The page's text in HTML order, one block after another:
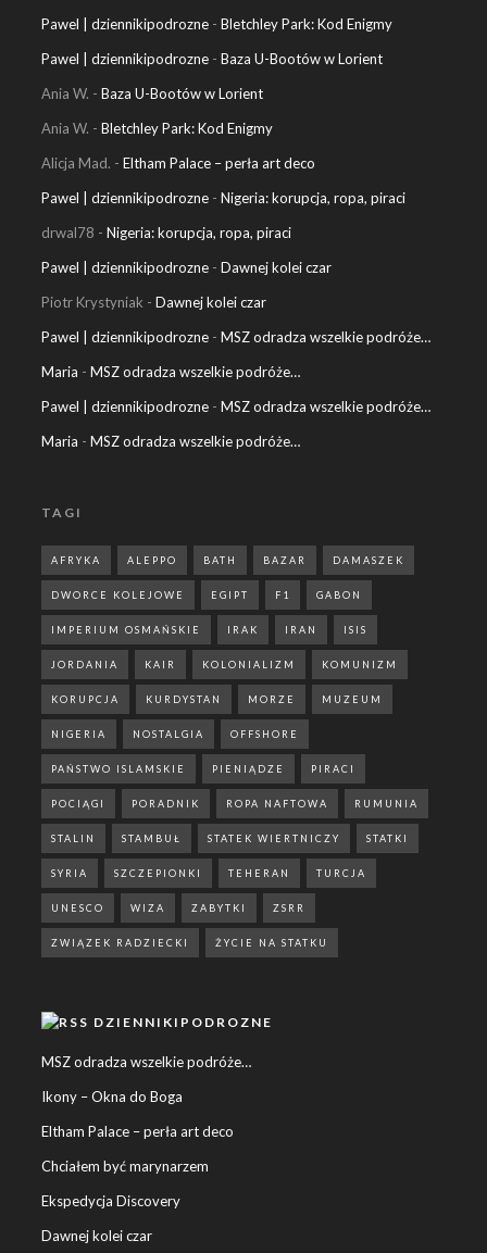
Pawel | dziennikipodrozne - Bletchley Park: Kod Enigmy
Pawel | dziennikipodrozne - Baza U-Bootów w Lorient
Ania W. - Baza U-Bootów w Lorient
Ania W. - Bletchley Park: Kod Enigmy
Alicja Mad. - Eltham Palace – perła art deco
Pawel | dziennikipodrozne - Nigeria: korupcja, ropa, piraci
drwal78 - Nigeria: korupcja, ropa, piraci
Pawel | dziennikipodrozne - Dawnej kolei czar
Piotr Krystyniak - Dawnej kolei czar
Pawel | dziennikipodrozne - MSZ odradza wszelkie podróże…
Maria - MSZ odradza wszelkie podróże…
Pawel | dziennikipodrozne - MSZ odradza wszelkie podróże…
Maria - MSZ odradza wszelkie podróże…
TAGI
AFRYKA ALEPPO BATH BAZAR DAMASZEK
DWORCE KOLEJOWE EGIPT F1 GABON
IMPERIUM OSMAŃSKIE IRAK IRAN ISIS
JORDANIA KAIR KOLONIALIZM KOMUNIZM
KORUPCJA KURDYSTAN MORZE MUZEUM
NIGERIA NOSTALGIA OFFSHORE
PAŃSTWO ISLAMSKIE PIENIĄDZE PIRACI
POCIĄGI PORADNIK ROPA NAFTOWA RUMUNIA
STALIN STAMBUŁ STATEK WIERTNICZY STATKI
SYRIA SZCZEPIONKI TEHERAN TURCJA
UNESCO WIZA ZABYTKI ZSRR
ZWIĄZEK RADZIECKI ŻYCIE NA STATKU
DZIENNIKIPODROZNE
MSZ odradza wszelkie podróże…
Ikony – Okna do Boga
Eltham Palace – perła art deco
Chciałem być marynarzem
Ekspedycja Discovery
Dawnej kolei czar